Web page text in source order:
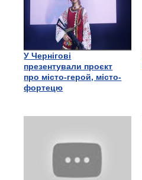
У Чернігові
презентували проєкт
про місто-герой, місто-
фортецю